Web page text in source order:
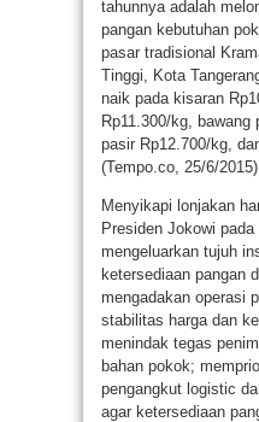
tahunnya adalah
pangan kebutuhan
pasar tradisional
Tinggi, Kota
naik pada kisaran
Rp11.300/kg,
pasir Rp12.700/kg,
(Tempo.co, 25/6/
Menyikapi lonjakan
Presiden Jokowi
mengeluarkan tujuh
ketersediaan pangan
mengadakan operasi
stabilitas harga dan
menindak tegas
bahan pokok;
pengangkut logistic
agar ketersediaan